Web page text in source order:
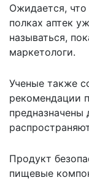
Ожидается,
полках аптек
называться,
маркетологи.
Ученые также
рекомендации
Продукт
пищевые